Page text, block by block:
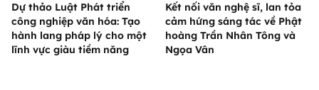
Dự thảo Luật Phát triển
công nghiệp văn hóa: Tạo
hành lang pháp lý cho một
lĩnh vực giàu tiềm năng
Kết nối văn nghệ sĩ, lan tỏa
cảm hứng sáng tác về Phật
hoàng Trần Nhân Tông và
Ngọa Vân